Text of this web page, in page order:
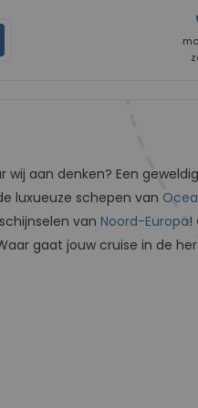
wij aan denken? Een
luxueuze schepen van
vanNoord-Europa!
gaat jouw cruise in de